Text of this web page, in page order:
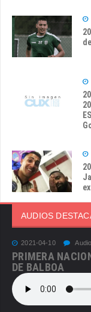
AUDIOS
2021-04-10
PRIMERA
DE BALBOA